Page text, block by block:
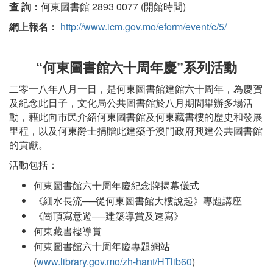
查 詢： 何東圖書館 2893 0077 (開館時間)
網上報名： http://www.icm.gov.mo/eform/event/c/5/
“何東圖書館六十周年慶”系列活動
二零一八年八月一日，是何東圖書館建館六十周年，為慶賀
及紀念此日子，文化局公共圖書館於八月期間舉辦多場活
動，藉此向市民介紹何東圖書館及何東藏書樓的歷史和發展
里程，以及何東爵士捐贈此建築予澳門政府興建公共圖書館
的貢獻。
活動包括：
何東圖書館六十周年慶紀念牌揭幕儀式
《細水長流──從何東圖書館大樓說起》專題講座
《崗頂寫意遊──建築導賞及速寫》
何東藏書樓導賞
何東圖書館六十周年慶專題網站
(www.library.gov.mo/zh-hant/HTlib60)